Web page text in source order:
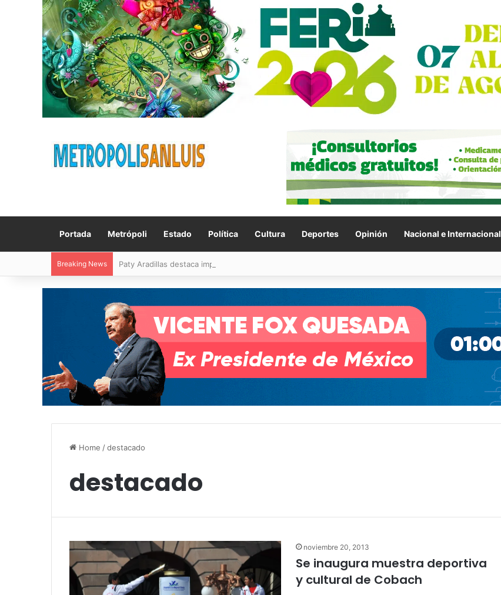
Portada Metrópoli Estado Política Cultura Deportes Opinión Nacional e Internacional
Breaking News Paty Aradillas destaca impacto del nuevo desnivel de Circuito Potosí en la movilidad de Villa de Pozos
Home /destacado
destacado
noviembre 20, 2013
Se inaugura muestra deportiva
y cultural de Cobach